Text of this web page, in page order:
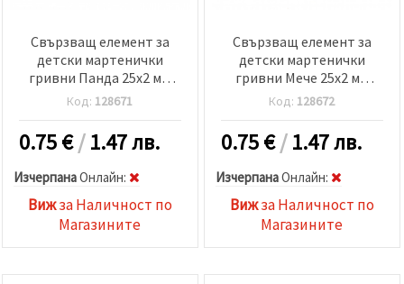
Свързващ елемент за
детски мартенички
гривни Панда 25x2 мм
дупка 2x3 мм -5 броя
Код: 128671
0.75€/1.47 лв.
ИзчерпанаOнлайн:
Вижза Наличност по
Магазините
Свързващ елемент за
детски мартенички
гривни Мече 25x2 мм
дупка 2x3 мм -5 броя
Код: 128672
0.75€/1.47 лв.
ИзчерпанаOнлайн:
Вижза Наличност по
Магазините